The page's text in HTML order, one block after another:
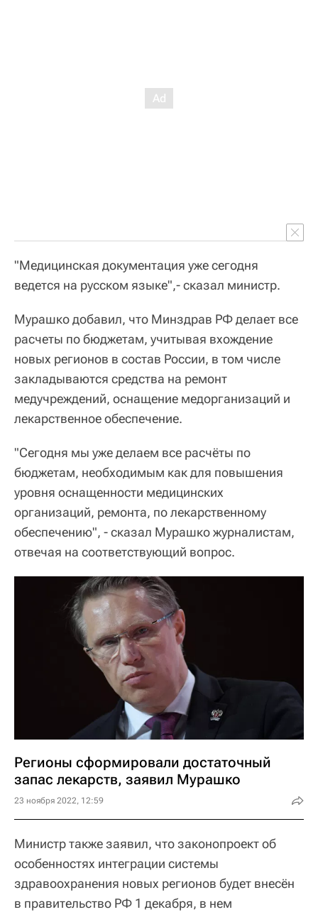
"Медицинская документация уже сегодня
ведется на русском языке",- сказал министр.
Мурашко добавил, что Минздрав РФ делает все
расчеты по бюджетам, учитывая вхождение
новых регионов в состав России, в том числе
закладываются средства на ремонт
медучреждений, оснащение медорганизаций и
лекарственное обеспечение.
"Сегодня мы уже делаем все расчёты по
бюджетам, необходимым как для повышения
уровня оснащенности медицинских
организаций, ремонта, по лекарственному
обеспечению", - сказал Мурашко журналистам,
отвечая на соответствующий вопрос.
Регионы сформировали достаточный
запас лекарств, заявил Мурашко
23 ноября 2022, 12:59
Министр также заявил, что законопроект об
особенностях интеграции системы
здравоохранения новых регионов будет внесён
в правительство РФ 1 декабря, в нем